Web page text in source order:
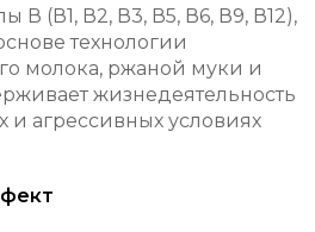
В (В1, В2, В3, В5, В6, В9, В12),
технологии
молока, ржаной муки и
жизнедеятельность
и агрессивных условиях